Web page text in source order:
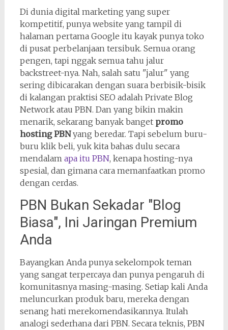
Di dunia digital marketing yang super
kompetitif, punya website yang tampil di
halaman pertama Google itu kayak punya toko
di pusat perbelanjaan tersibuk. Semua orang
pengen, tapi nggak semua tahu jalur
backstreet-nya. Nah, salah satu "jalur" yang
sering dibicarakan dengan suara berbisik-bisik
di kalangan praktisi SEO adalah Private Blog
Network atau PBN. Dan yang bikin makin
menarik, sekarang banyak banget promo
hosting PBNyang beredar. Tapi sebelum buru-
buru klik beli, yuk kita bahas dulu secara
mendalam apa itu PBN, kenapa hosting-nya
spesial, dan gimana cara memanfaatkan promo
dengan cerdas.
PBN Bukan Sekadar "Blog
Biasa", Ini Jaringan Premium
Anda
Bayangkan Anda punya sekelompok teman
yang sangat terpercaya dan punya pengaruh di
komunitasnya masing-masing. Setiap kali Anda
meluncurkan produk baru, mereka dengan
senang hati merekomendasikannya. Itulah
analogi sederhana dari PBN. Secara teknis, PBN